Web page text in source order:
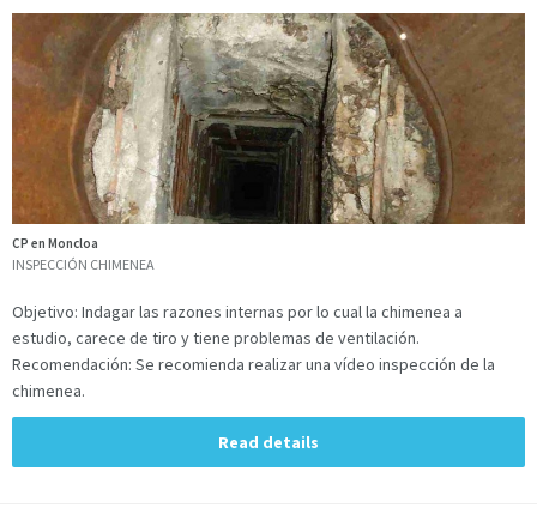
CP en Moncloa
INSPECCIÓN CHIMENEA
Objetivo: Indagar las razones internas por lo cual la chimenea a
estudio, carece de tiro y tiene problemas de ventilación.
Recomendación: Se recomienda realizar una vídeo inspección de la
chimenea.
Read details